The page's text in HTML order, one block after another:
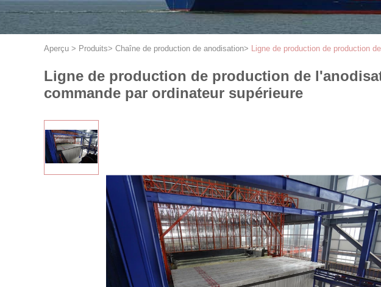
Aperçu > Produits> Chaîne de production de anodisation> Ligne de production de production
Ligne de production de production de
commande par ordinateur supérieure